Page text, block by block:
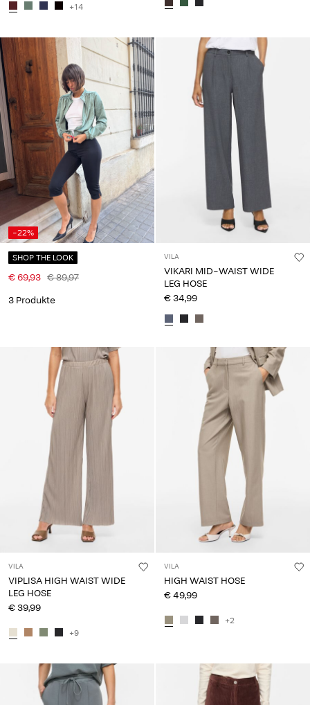
+14
-22%
SHOP THE LOOK
€ 69,93 € 89,97
3 Produkte
VILA
VIKARI MID-WAIST WIDE
LEG HOSE
€ 34,99
VILA
VIPLISA HIGH WAIST WIDE
LEG HOSE
€ 39,99
+9
VILA
HIGH WAIST HOSE
€ 49,99
+2